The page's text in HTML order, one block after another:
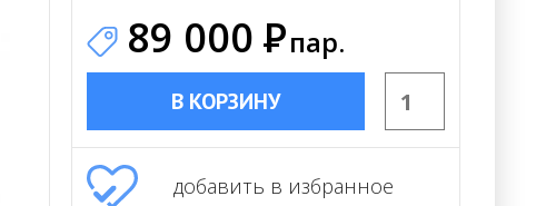
89 000 Рпар.
В КОРЗИНУ
добавить в избранное